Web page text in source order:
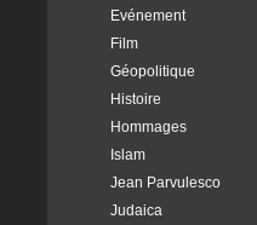
Evénement
Film
Géopolitique
Histoire
Hommages
Islam
Jean Parvulesco
Judaica